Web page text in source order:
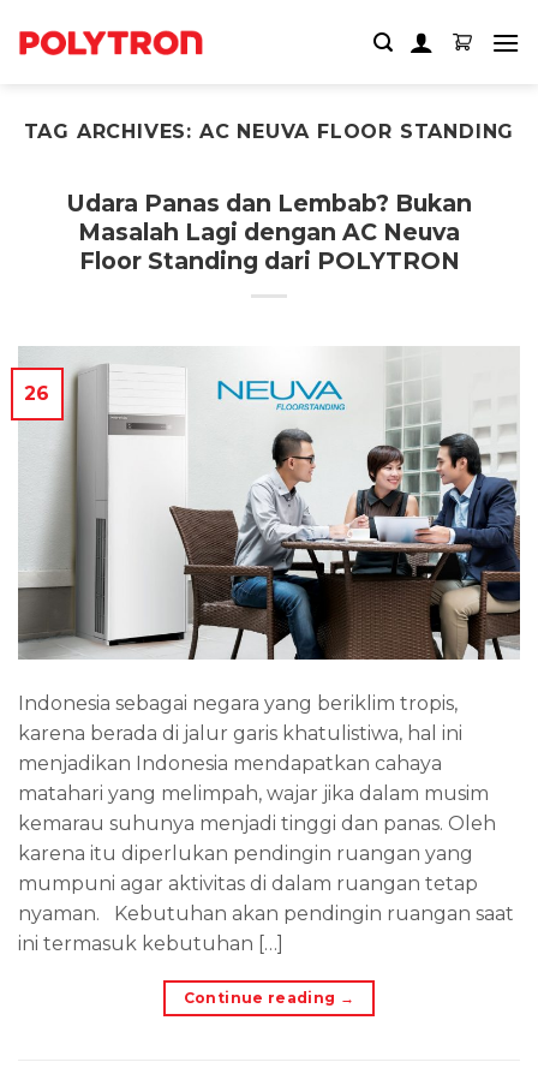
TAG ARCHIVES: AC NEUVA FLOOR STANDING
Udara Panas dan Lembab? Bukan
Masalah Lagi dengan AC Neuva
Floor Standing dari POLYTRON
26
Indonesia sebagai negara yang beriklim tropis,
karena berada di jalur garis khatulistiwa, hal ini
menjadikan Indonesia mendapatkan cahaya
matahari yang melimpah, wajar jika dalam musim
kemarau suhunya menjadi tinggi dan panas. Oleh
karena itu diperlukan pendingin ruangan yang
mumpuni agar aktivitas di dalam ruangan tetap
nyaman. Kebutuhan akan pendingin ruangan saat
ini termasuk kebutuhan […]
Continue reading →